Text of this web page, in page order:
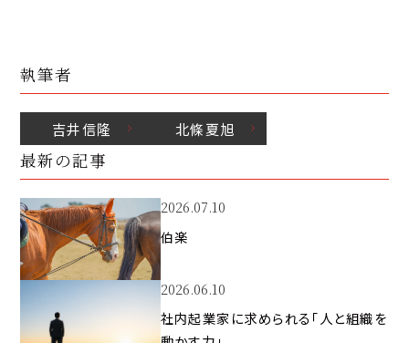
執筆者
吉井信隆 北條夏旭
最新の記事
2026.07.10
伯楽
2026.06.10
社内起業家に求められる「人と組織を